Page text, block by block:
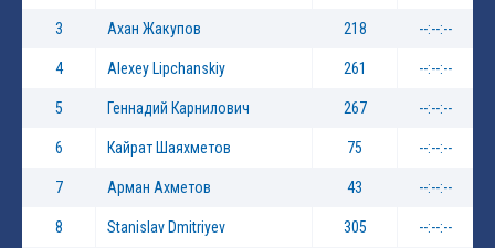
3 Ахан Жакупов 218 --:--:--
4 Alexey Lipchanskiy 261 --:--:--
5 Геннадий Карнилович 267 --:--:--
6 Кайрат Шаяхметов 75 --:--:--
7 Арман Ахметов 43 --:--:--
8 Stanislav Dmitriyev 305 --:--:--